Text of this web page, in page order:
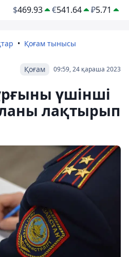
$469.93 €541.64 ₽5.71
Қоғам тынысы
09:59, 24 қараша 2023
Қоғам
үшінші
лақтырып